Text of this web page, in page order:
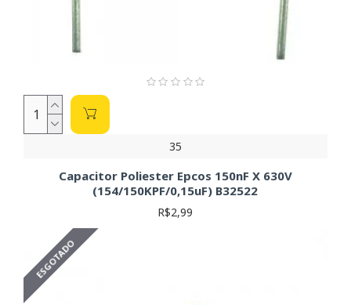
35
Capacitor Poliester Epcos 150nF X 630V
(154/150KPF/0,15uF) B32522
R$2,99
ESGOTADO